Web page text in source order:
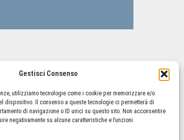
Gestisci Consenso
utilizziamo tecnologie come i cookie per memorizzare e/o
dispositivo. Il consenso a queste tecnologie ci permetterà di
di navigazione o ID unici su questo sito. Non acconsentire
negativamente su alcune caratteristiche e funzioni.